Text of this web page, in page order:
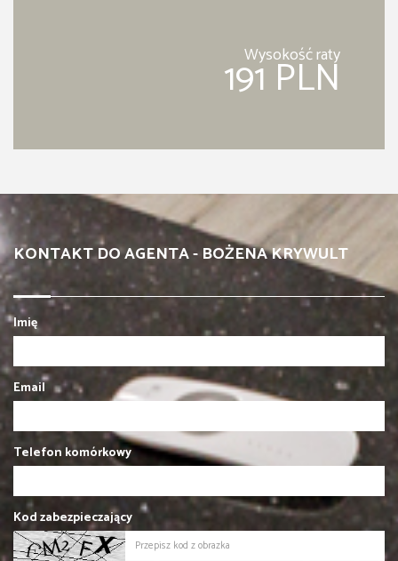
Wysokość raty
191 PLN
KONTAKT DO AGENTA - BOŻENA KRYWULT
Imię
Email
Telefon komórkowy
Kod zabezpieczający